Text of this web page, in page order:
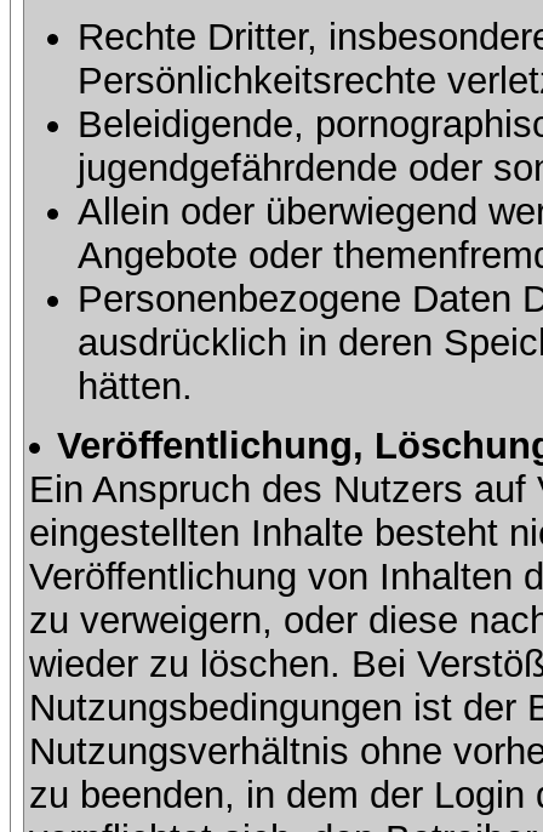
Rechte Dritter,
Persönlichkeitsrechte
Beleidigende,
jugendgefährdende oder
Allein oder überwiegend
Angebote oder
Personenbezogene Daten
ausdrücklich in deren
hätten.
Veröffentlichung,
Ein Anspruch des Nutzers
eingestellten Inhalte besteht
Veröffentlichung von Inhalten
zu verweigern, oder diese
wieder zu löschen. Bei
Nutzungsbedingungen ist der
Nutzungsverhältnis ohne
zu beenden, in dem der